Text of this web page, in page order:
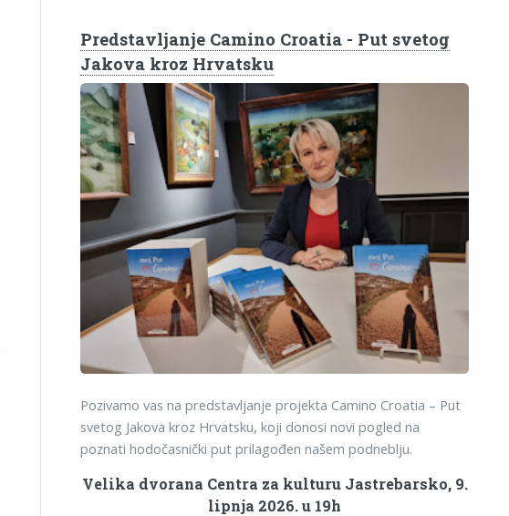
Predstavljanje Camino Croatia - Put svetog
Jakova kroz Hrvatsku
Pozivamo vas na predstavljanje projekta Camino Croatia – Put
svetog Jakova kroz Hrvatsku, koji donosi novi pogled na
poznati hodočasnički put prilagođen našem podneblju.
Velika dvorana Centra za kulturu Jastrebarsko, 9.
lipnja 2026. u 19h